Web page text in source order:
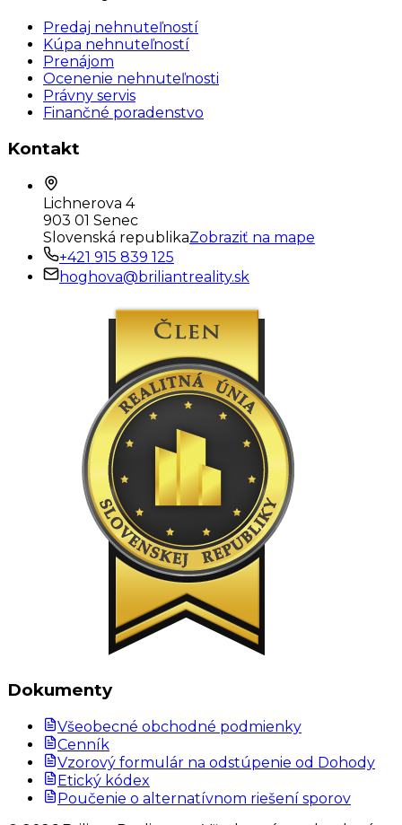
Predaj nehnuteľností
Kúpa nehnuteľností
Prenájom
Ocenenie nehnuteľnosti
Právny servis
Finančné poradenstvo
Kontakt
Lichnerova 4
903 01 Senec
Slovenská republikaZobraziť na mape
+421 915 839 125
hoghova@briliantreality.sk
Dokumenty
Všeobecné obchodné podmienky
Cenník
Vzorový formulár na odstúpenie od Dohody
Etický kódex
Poučenie o alternatívnom riešení sporov